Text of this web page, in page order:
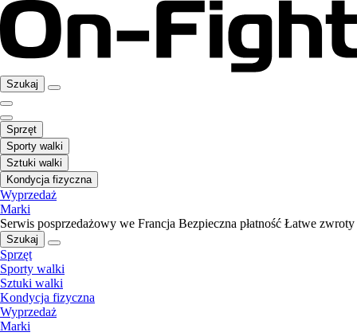
Szukaj
Sprzęt
Sporty walki
Sztuki walki
Kondycja fizyczna
Wyprzedaż
Marki
Serwis posprzedażowy we Francja Bezpieczna płatność Łatwe zwroty
Szukaj
Sprzęt
Sporty walki
Sztuki walki
Kondycja fizyczna
Wyprzedaż
Marki